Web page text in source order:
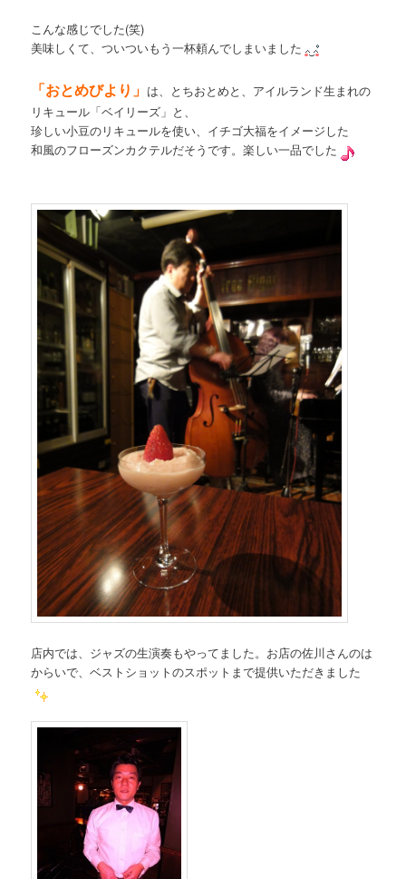
こんな感じでした(笑)
美味しくて、ついついもう一杯頼んでしまいました
「おとめびより」 は、とちおとめと、アイルランド生まれの
リキュール「ベイリーズ」と、
珍しい小豆のリキュールを使い、イチゴ大福をイメージした
和風のフローズンカクテルだそうです。楽しい一品でした
店内では、ジャズの生演奏もやってました。お店の佐川さんのは
からいで、ベストショットのスポットまで提供いただきました